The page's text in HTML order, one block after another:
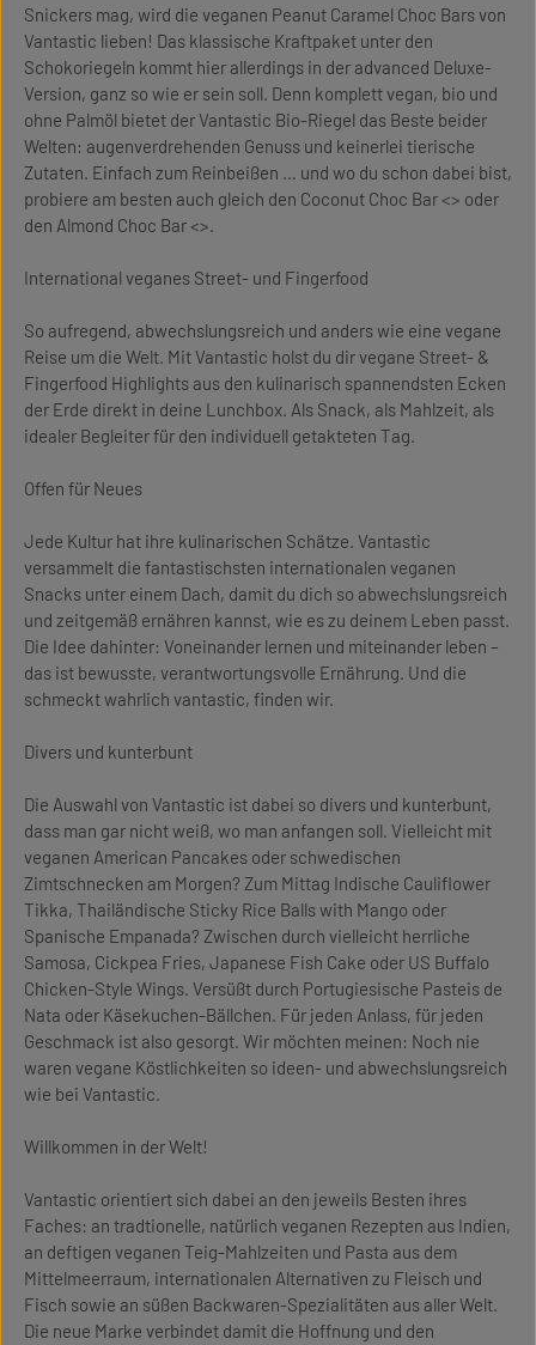
Snickers mag, wird die veganen Peanut Caramel Choc Bars von
Vantastic lieben! Das klassische Kraftpaket unter den
Schokoriegeln kommt hier allerdings in der advanced Deluxe-
Version, ganz so wie er sein soll. Denn komplett vegan, bio und
ohne Palmöl bietet der Vantastic Bio-Riegel das Beste beider
Welten: augenverdrehenden Genuss und keinerlei tierische
Zutaten. Einfach zum Reinbeißen … und wo du schon dabei bist,
probiere am besten auch gleich den Coconut Choc Bar <> oder
den Almond Choc Bar <>.
International veganes Street- und Fingerfood
So aufregend, abwechslungsreich und anders wie eine vegane
Reise um die Welt. Mit Vantastic holst du dir vegane Street- &
Fingerfood Highlights aus den kulinarisch spannendsten Ecken
der Erde direkt in deine Lunchbox. Als Snack, als Mahlzeit, als
idealer Begleiter für den individuell getakteten Tag.
Offen für Neues
Jede Kultur hat ihre kulinarischen Schätze. Vantastic
versammelt die fantastischsten internationalen veganen
Snacks unter einem Dach, damit du dich so abwechslungsreich
und zeitgemäß ernähren kannst, wie es zu deinem Leben passt.
Die Idee dahinter: Voneinander lernen und miteinander leben –
das ist bewusste, verantwortungsvolle Ernährung. Und die
schmeckt wahrlich vantastic, finden wir.
Divers und kunterbunt
Die Auswahl von Vantastic ist dabei so divers und kunterbunt,
dass man gar nicht weiß, wo man anfangen soll. Vielleicht mit
veganen American Pancakes oder schwedischen
Zimtschnecken am Morgen? Zum Mittag Indische Cauliflower
Tikka, Thailändische Sticky Rice Balls with Mango oder
Spanische Empanada? Zwischen durch vielleicht herrliche
Samosa, Cickpea Fries, Japanese Fish Cake oder US Buffalo
Chicken-Style Wings. Versüßt durch Portugiesische Pasteis de
Nata oder Käsekuchen-Bällchen. Für jeden Anlass, für jeden
Geschmack ist also gesorgt. Wir möchten meinen: Noch nie
waren vegane Köstlichkeiten so ideen- und abwechslungsreich
wie bei Vantastic.
Willkommen in der Welt!
Vantastic orientiert sich dabei an den jeweils Besten ihres
Faches: an tradtionelle, natürlich veganen Rezepten aus Indien,
an deftigen veganen Teig-Mahlzeiten und Pasta aus dem
Mittelmeerraum, internationalen Alternativen zu Fleisch und
Fisch sowie an süßen Backwaren-Spezialitäten aus aller Welt.
Die neue Marke verbindet damit die Hoffnung und den